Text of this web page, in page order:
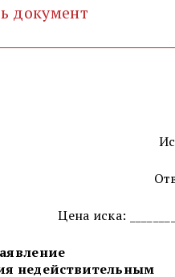
документ
Цена иска:
недействительным